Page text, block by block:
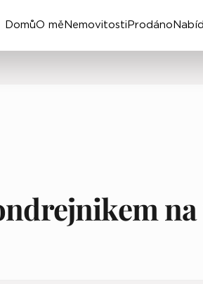
DomůO mě Nemovitosti Prodáno